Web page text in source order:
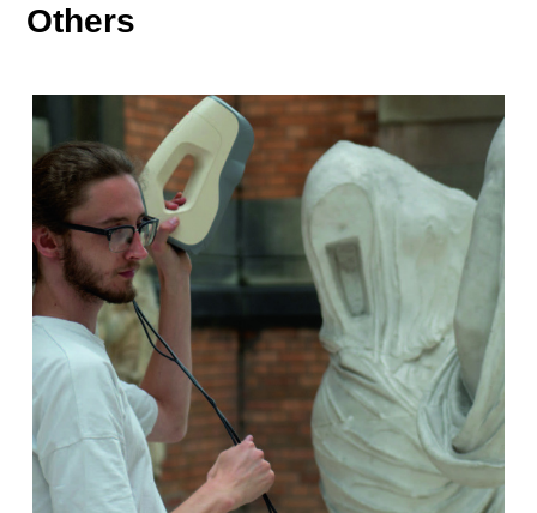
Others